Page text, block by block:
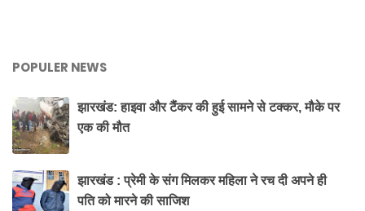
POPULER NEWS
झारखंड: हाइवा और टैंकर की हुई सामने से टक्कर, मौके पर
एक की मौत
झारखंड : प्रेमी के संग मिलकर महिला ने रच दी अपने ही
पति को मारने की साजिश